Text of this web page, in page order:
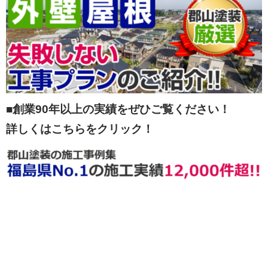
■創業90年以上の実績をぜひご覧ください！
詳しくはこちらをクリック！